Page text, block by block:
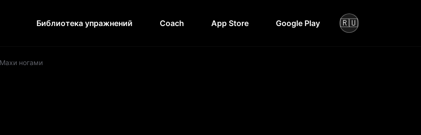
Библиотека упражнений Coach App Store Google Play 🇷🇺
Махи ногами